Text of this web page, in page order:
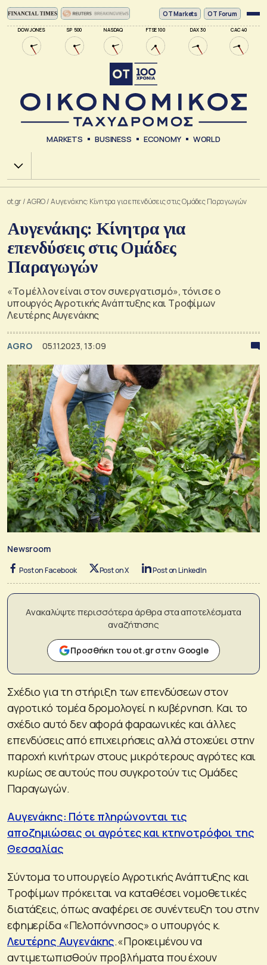
DOW JONES SP 500 NASDAQ FTSE 100 DAX 30 CAC 40
ΟΤ Markets OT Forum
MARKETS BUSINESS ECONOMY WORLD
Χ.Α.
ot.gr/AGRO/Αυγενάκης: Κίνητρα για επενδύσεις στις Ομάδες Παραγωγών
Αυγενάκης: Κίνητρα για
επενδύσεις στις Ομάδες
Παραγωγών
«Το μέλλον είναι στον συνεργατισμό», τόνισε ο
υπουργός Αγροτικής Ανάπτυξης και Τροφίμων
Λευτέρης Αυγενάκης
AGRO 05.11.2023, 13:09
Newsroom
Post on Facebook Post on X Post on LinkedIn
Ανακαλύψτε περισσότερα άρθρα στα αποτελέσματα
αναζήτησης
Προσθήκη του ot.gr στην Google
Σχέδιο για τη στήριξη των επενδύσεων στον
αγροτικό τομέα δρομολογεί η κυβέρνηση. Και το
σχέδιο αυτό δεν αφορά φαραωνικές και άλλες
επενδύσεις από επιχειρήσεις αλλά στοχεύει στην
παροχή κινήτρων στους μικρότερους αγρότες και
κυρίως σε αυτούς που συγκροτούν τις Ομάδες
Παραγωγών.
Αυγενάκης: Πότε πληρώνονται τις
αποζημιώσεις οι αγρότες και κτηνοτρόφοι της
Θεσσαλίας
Σύντομα το υπουργείο Αγροτικής Ανάπτυξης και
Τροφίμων πρόκειται να καταθέσει νομοθετικές
διατάξεις, όπως αναφέρει σε συνέντευξη του στην
εφημερίδα «Πελοπόννησος» ο υπουργός κ.
Λευτέρης Αυγενάκης.«Προκειμένου να
αντιμετωπισθούν προβλήματα που έχουν